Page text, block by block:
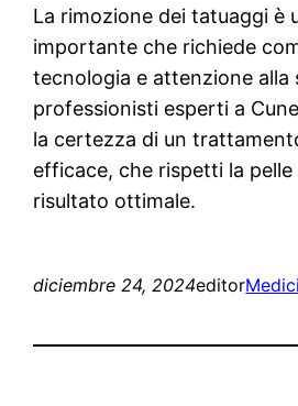
La rimozione dei tatuaggi è
importante che richiede
tecnologia e attenzione alla
professionisti esperti a
la certezza di un
efficace, che rispetti la
risultato ottimale.
diciembre 24, 2024editor